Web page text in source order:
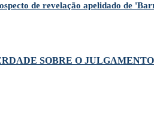
de revelação apelidado de
SOBRE O